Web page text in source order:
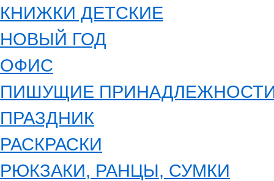
КНИЖКИ ДЕТСКИЕ
НОВЫЙ ГОД
ОФИС
ПИШУЩИЕ
ПРАЗДНИК
РАСКРАСКИ
РЮКЗАКИ, РАНЦЫ, СУМКИ